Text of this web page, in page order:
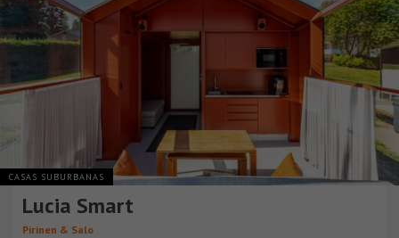
CASAS SUBURBANAS
Lucia Smart
Pirinen & Salo